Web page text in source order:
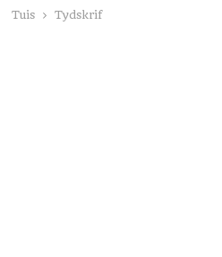
Tuis Tydskrif